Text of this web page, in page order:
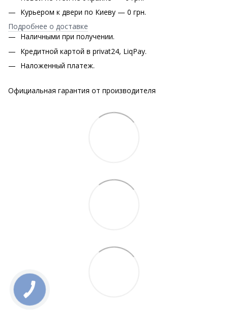
Курьером к двери по Киеву — 0 грн.
Подробнее о доставке
Наличными при получении.
Кредитной картой в privat24, LiqPay.
Наложенный платеж.
Официальная гарантия от производителя